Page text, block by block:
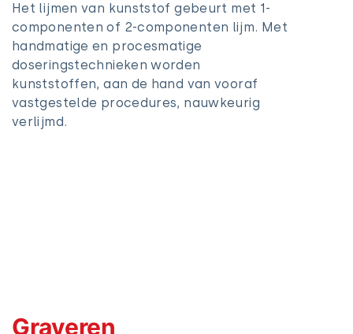
Het lijmen van kunststof gebeurt met 1-
componenten of 2-componenten lijm. Met
handmatige en procesmatige
doseringstechnieken worden
kunststoffen, aan de hand van vooraf
vastgestelde procedures, nauwkeurig
verlijmd.
Graveren